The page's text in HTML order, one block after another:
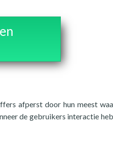
afperst door hun meest
de gebruikers interactie